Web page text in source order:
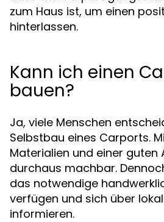
zum Haus ist, um einen
hinterlassen.
Kann ich einen
bauen?
Ja, viele Menschen
Selbstbau eines Carports.
Materialien und einer guten
durchaus machbar.
das notwendige
verfügen und sich über
informieren.